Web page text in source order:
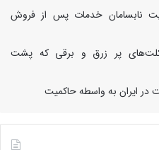
نابسامان خدمات پس از فروش
پر زرق‌ و برقی که پشت
در ایران به واسطه حاکمیت